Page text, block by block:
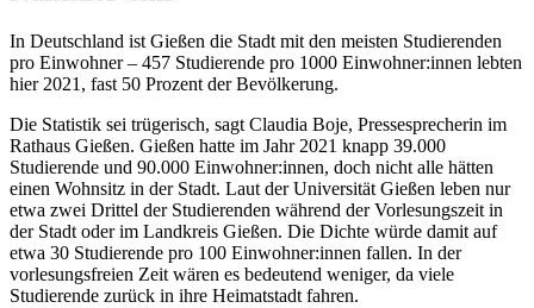
In Deutschland ist Gießen die Stadt mit den meisten Studierenden
pro Einwohner – 457 Studierende pro 1000 Einwohner:innen lebten
hier 2021, fast 50 Prozent der Bevölkerung.
Die Statistik sei trügerisch, sagt Claudia Boje, Pressesprecherin im
Rathaus Gießen. Gießen hatte im Jahr 2021 knapp 39.000
Studierende und 90.000 Einwohner:innen, doch nicht alle hätten
einen Wohnsitz in der Stadt. Laut der Universität Gießen leben nur
etwa zwei Drittel der Studierenden während der Vorlesungszeit in
der Stadt oder im Landkreis Gießen. Die Dichte würde damit auf
etwa 30 Studierende pro 100 Einwohner:innen fallen. In der
vorlesungsfreien Zeit wären es bedeutend weniger, da viele
Studierende zurück in ihre Heimatstadt fahren.